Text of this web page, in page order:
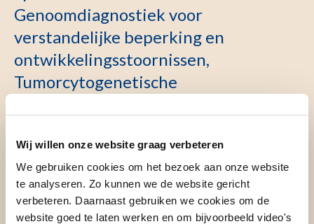
Wij willen onze website graag verbeteren
We gebruiken cookies om het bezoek aan onze website
te analyseren. Zo kunnen we de website gericht
verbeteren. Daarnaast gebruiken we cookies om de
website goed te laten werken en om bijvoorbeeld video's
Genoomdiagnostiek voor
verstandelijke beperking en
ontwikkelingsstoornissen,
Tumorcytogenetische